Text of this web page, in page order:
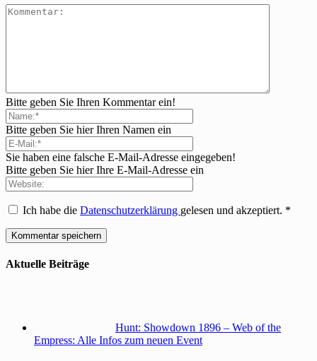
Bitte geben Sie Ihren Kommentar ein!
Bitte geben Sie hier Ihren Namen ein
Sie haben eine falsche E-Mail-Adresse eingegeben!
Bitte geben Sie hier Ihre E-Mail-Adresse ein
Ich habe die Datenschutzerklärung gelesen und akzeptiert. *
Aktuelle Beiträge
Hunt: Showdown 1896 – Web of the
Empress: Alle Infos zum neuen Event